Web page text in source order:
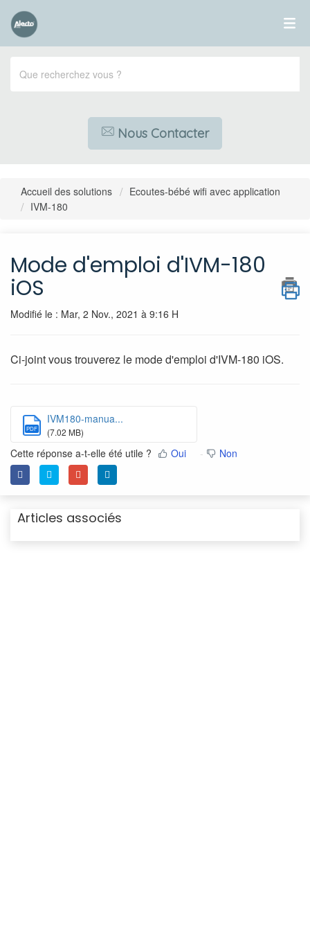
Nous Contacter
Accueil des solutions
Ecoutes-bébé wifi avec application
IVM-180
Mode d'emploi d'IVM-180
iOS
Modifié le : Mar, 2 Nov., 2021 à 9:16 H
Ci-joint vous trouverez le mode d'emploi d'IVM-180 iOS.
PDF
IVM180-manua...
(7.02 MB)
Cette réponse a-t-elle été utile ? Oui Non
Articles associés